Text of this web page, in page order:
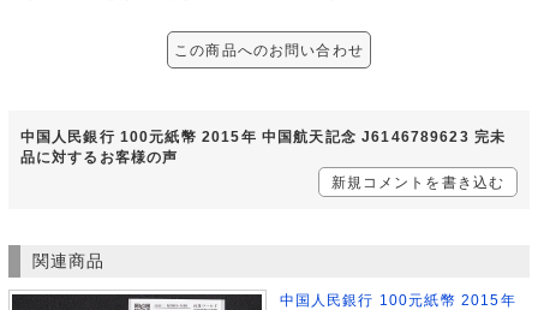
この商品へのお問い合わせ
中国人民銀行 100元紙幣 2015年 中国航天記念 J6146789623 完未
品に対するお客様の声
新規コメントを書き込む
関連商品
中国人民銀行 100元紙幣 2015年